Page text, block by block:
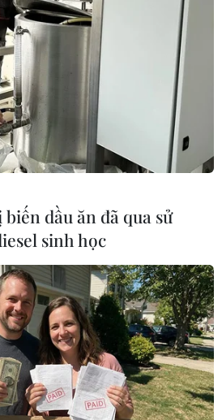
soát PY 40087 TS đang đánh
Bình Định thì bất ngờ va chạm
lưu thông theo hướng Bắc-
cứu một ngư dân bị
dầu ăn đã qua sử
sinh học